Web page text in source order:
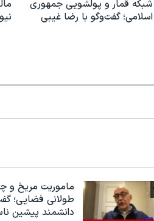
شبکه قمار و پولشویی جمهوری
اسلامی؛ گفت‌وگو با رضا غیبی
ماموریت مریخ و
طولانی فضایی؛
دانشمند پیشین